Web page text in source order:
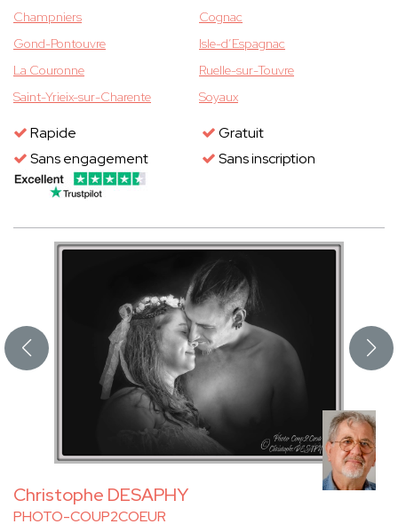
Champniers
Cognac
Gond-Pontouvre
Isle-d’Espagnac
La Couronne
Ruelle-sur-Touvre
Saint-Yrieix-sur-Charente
Soyaux
Rapide
Gratuit
Sans engagement
Sans inscription
Christophe DESAPHY
PHOTO-COUP2COEUR